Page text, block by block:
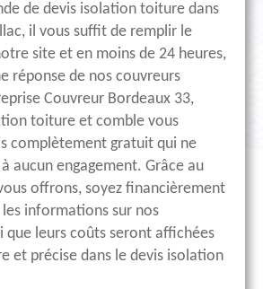
de devis isolation toiture dans
il vous suffit de remplir le
site et en moins de 24 heures,
réponse de nos couvreurs
Couvreur Bordeaux 33,
toiture et comble vous
complètement gratuit qui ne
aucun engagement. Grâce au
offrons, soyez financièrement
informations sur nos
que leurs coûts seront affichées
et précise dans le devis isolation